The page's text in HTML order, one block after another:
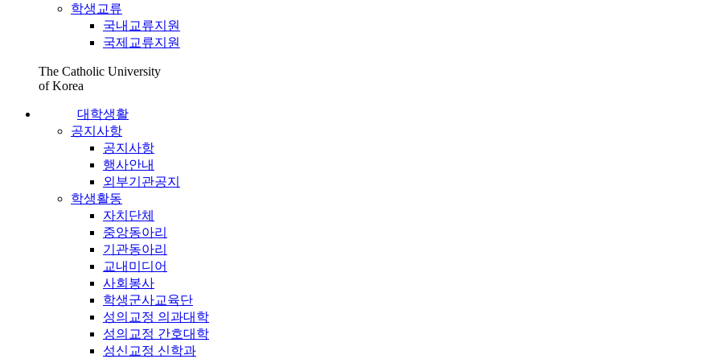
학생교류
국내교류지원
국제교류지원
The Catholic University
of Korea
대학생활
공지사항
공지사항
행사안내
외부기관공지
학생활동
자치단체
중앙동아리
기관동아리
교내미디어
사회봉사
학생군사교육단
성의교정 의과대학
성의교정 간호대학
성신교정 신학과